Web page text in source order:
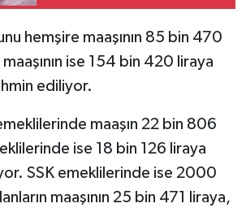
hemşire maaşının 85 bin 470
ise 154 bin 420 liraya
ediliyor.
maaşın 22 bin 806
ise 18 bin 126 liraya
SSK emeklilerinde ise 2000
maaşının 25 bin 471 liraya,